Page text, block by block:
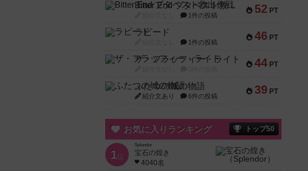
52 PT
Bitter End ブタペスト救出作戦
1件の投稿
46 PT
ラピード
1件の投稿
44 PT
ザ・フラッフィー・ライト
39 PT
ふたつの城の物語
紹介文あり 6件の投稿
お気に入りランキング トップ50
1位
Splendor
宝石の煌き
4040名